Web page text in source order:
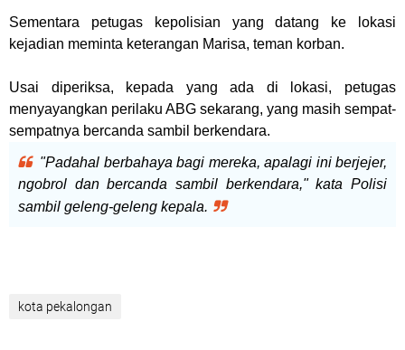
Sementara petugas kepolisian yang datang ke lokasi
kejadian meminta keterangan Marisa, teman korban.
Usai diperiksa, kepada yang ada di lokasi, petugas
menyayangkan perilaku ABG sekarang, yang masih sempat-
sempatnya bercanda sambil berkendara.
"Padahal berbahaya bagi mereka, apalagi ini berjejer,
ngobrol dan bercanda sambil berkendara," kata Polisi
sambil geleng-geleng kepala.
kota pekalongan